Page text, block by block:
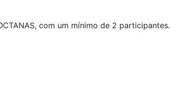
com um mínimo de 2 participantes.